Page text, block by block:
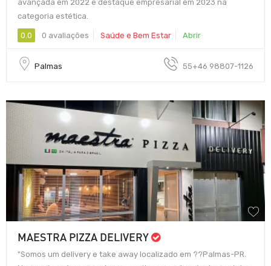
avançada em 2022 e destaque empresarial em 2023 na
categoria estética.
0.0 0 avaliações Saúde e Bem Estar Abrir
Palmas 55+46 98807-1126
MAESTRA PIZZA DELIVERY
"Somos um delivery e take away localizado em ??Palmas-PR.